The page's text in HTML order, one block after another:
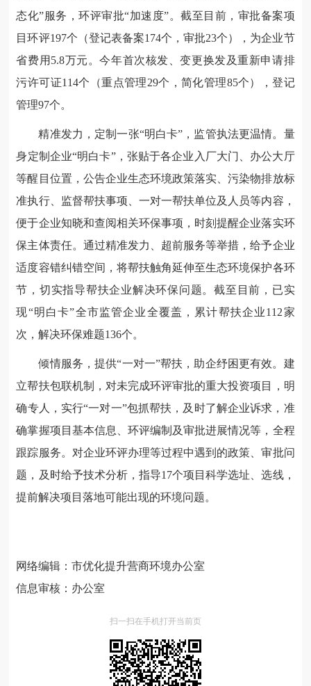
态化”服务，环评审批“加速度”。截至目前，审批备案项
目环评197个（登记表备案174个，审批23个），为企业节
省费用5.8万元。今年首次核发、变更换发及重新申请排
污许可证114个（重点管理29个，简化管理85个），登记
管理97个。
精准发力，定制一张“明白卡”，监管执法更温情。量
身定制企业“明白卡”，张贴于各企业入厂大门、办公大厅
等醒目位置，公告企业生态环境政策落实、污染物排放标
准执行、监督帮扶事项、一对一帮扶单位及人员等内容，
便于企业知晓和查阅相关环保事项，时刻提醒企业落实环
保主体责任。通过精准发力、超前服务等举措，给予企业
适度容错纠错空间，将帮扶触角延伸至生态环境保护各环
节，切实指导帮扶企业解决环保问题。截至目前，已实
现“明白卡”全市监管企业全覆盖，累计帮扶企业112家
次，解决环保难题136个。
倾情服务，提供“一对一”帮扶，助企纾困更有效。建
立帮扶包联机制，对未完成环评审批的重大投资项目，明
确专人，实行“一对一”包抓帮扶，及时了解企业诉求，准
确掌握项目基本信息、环评编制及审批进展情况等，全程
跟踪服务。对企业环评办理等过程中遇到的政策、审批问
题，及时给予技术分析，指导17个项目科学选址、选线，
提前解决项目落地可能出现的环境问题。
网络编辑：市优化提升营商环境办公室
信息审核：办公室
扫一扫在手机打开当前页